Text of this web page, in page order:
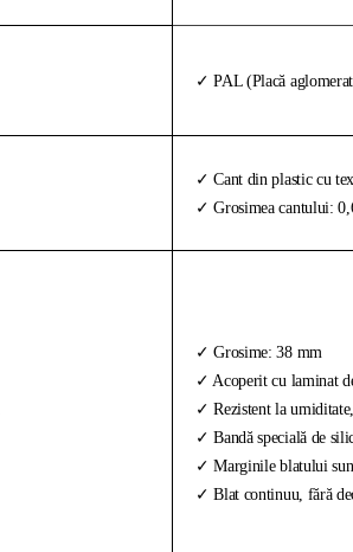
✓ PAL (Placă
✓ Cant din plastic cu
✓ Grosimea cantului:
✓ Grosime: 38 mm
✓ Acoperit cu laminat
✓ Rezistent la
✓ Bandă specială de
✓ Marginile blatului
✓ Blat continuu, fără